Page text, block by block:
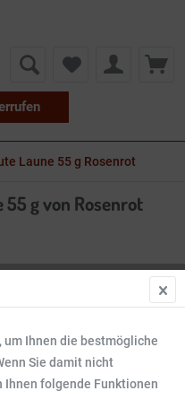
Laune 55 g Rosenrot
55 g von Rosenrot
um Ihnen die bestmögliche
Sie damit nicht
folgende Funktionen